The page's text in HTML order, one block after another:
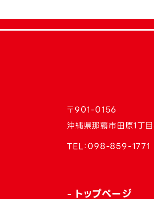
〒901-0156
沖縄県那覇市田原1丁
TEL： 098-859-1771
トップページ